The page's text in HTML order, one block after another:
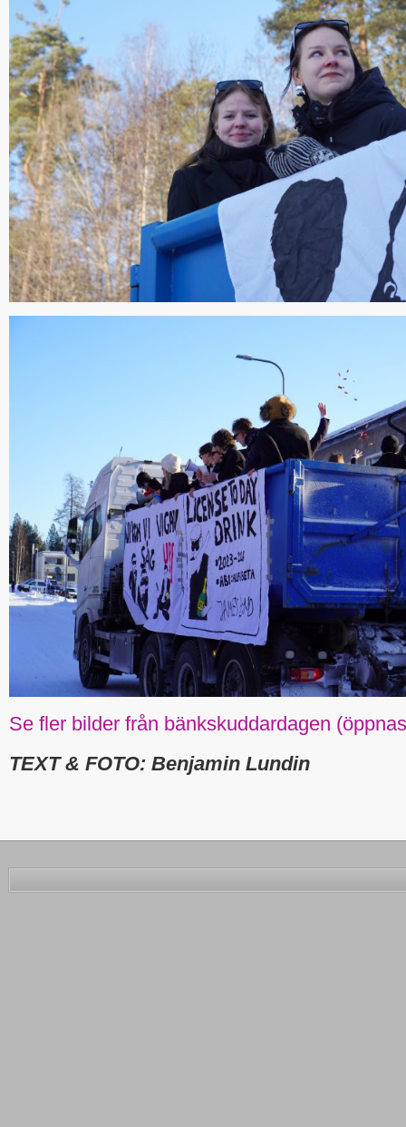
Se fler bilder från bänkskuddardagen
TEXT & FOTO: Benjamin Lundin